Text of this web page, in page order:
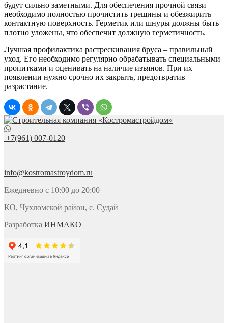
будут сильно заметными. Для обеспечения прочной связи
необходимо полностью прочистить трещины и обезжирить
контактную поверхность. Герметик или шнуры должны быть
плотно уложены, что обеспечит должную герметичность.
Лучшая профилактика растрескивания бруса – правильный
уход. Его необходимо регулярно обрабатывать специальными
пропитками и оценивать на наличие изъянов. При их
появлении нужно срочно их закрыть, предотвратив
разрастание.
+7(961) 007-0120
info@kostromastroydom.ru
Ежедневно с 10:00 до 20:00
КО, Чухломской район, с. Судай
Разработка ИНМАКО